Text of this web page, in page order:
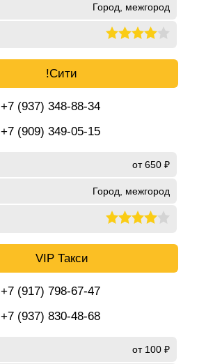
Город, межгород
!Сити
+7 (937) 348-88-34
+7 (909) 349-05-15
от 650 ₽
Город, межгород
VIP Такси
+7 (917) 798-67-47
+7 (937) 830-48-68
от 100 ₽